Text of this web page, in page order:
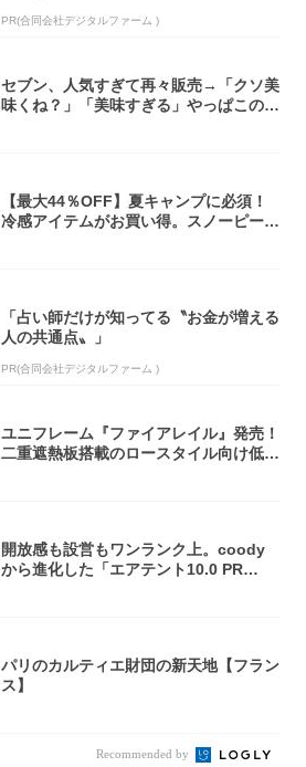
PR(合同会社デジタルファーム )
セブン、人気すぎて再々販売→「クソ美
味くね？」「美味すぎる」やっぱこのク
【最大44％OFF】夏キャンプに必須！
冷感アイテムがお買い得。スノーピー
「占い師だけが知ってる〝お金が増える
人の共通点〟」
PR(合同会社デジタルファーム )
ユニフレーム『ファイアレイル』発売！
二重遮熱板搭載のロースタイル向け低型
開放感も設営もワンランク上。coody
から進化した「エアテント10.0 PR
パリのカルティエ財団の新天地【フラン
ス】
Recommended by